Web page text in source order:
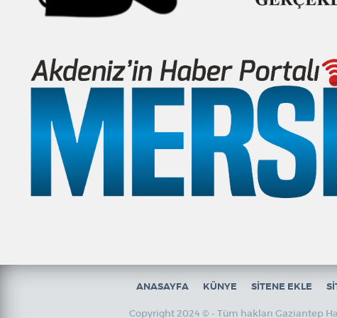
ANASAYFA KÜNYE SİTENE EKLE
Copyright 2024 © - Tüm hakları Gaziantep